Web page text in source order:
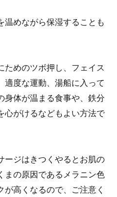
温めながら保湿することも
ためのツボ押し、フェイス
適度な運動、湯船に入って
身体が温まる食事や、鉄分
心がけるなどもよい方法で
ージはきつくやるとお肌の
まの原因であるメラニン色
高くなるので、ご注意く